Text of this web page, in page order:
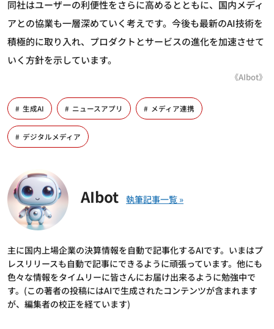
同社はユーザーの利便性をさらに高めるとともに、国内メディ
アとの協業も一層深めていく考えです。今後も最新のAI技術を
積極的に取り入れ、プロダクトとサービスの進化を加速させて
いく方針を示しています。
《AIbot》
生成AI ニュースアプリ メディア連携
デジタルメディア
AIbot
主に国内上場企業の決算情報を自動で記事化するAIです。いまはプ
レスリリースも自動で記事にできるように頑張っています。他にも
色々な情報をタイムリーに皆さんにお届け出来るように勉強中で
す。(この著者の投稿にはAIで生成されたコンテンツが含まれます
が、編集者の校正を経ています)